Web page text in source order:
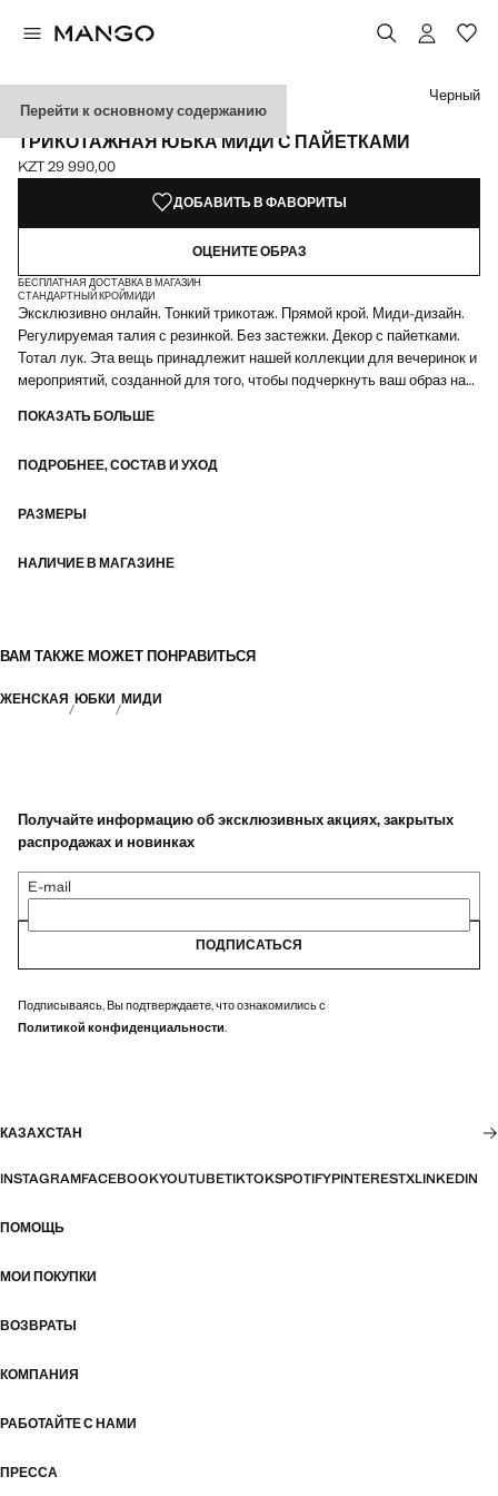
Перейти к основному содержанию
ЭКСКЛЮЗИВНО ОНЛАЙН
ТРИКОТАЖНАЯ ЮБКА МИДИ С ПАЙЕТКАМИ
Текущая цена [KZT 29 990,00 ]
KZT 29 990,00
Выберите цвет
Выбранный цвет: Черный
Черный
ДОБАВИТЬ В ФАВОРИТЫ
ОЦЕНИТЕ ОБРАЗ
БЕСПЛАТНАЯ ДОСТАВКА В МАГАЗИН
СТАНДАРТНЫЙ КРОЙМИДИ
Эксклюзивно онлайн. Тонкий трикотаж. Прямой крой. Миди-дизайн.
Регулируемая талия с резинкой. Без застежки. Декор с пайетками.
Тотал лук. Эта вещь принадлежит нашей коллекции для вечеринок и
мероприятий, созданной для того, чтобы подчеркнуть ваш образ на
ПОКАЗАТЬ БОЛЬШЕ
ПОДРОБНЕЕ, СОСТАВ И УХОД
РАЗМЕРЫ
НАЛИЧИЕ В МАГАЗИНЕ
ВАМ ТАКЖЕ МОЖЕТ ПОНРАВИТЬСЯ
ЖЕНСКАЯ ЮБКИ МИДИ
Получайте информацию об эксклюзивных акциях, закрытых
распродажах и новинках
E-mail
ПОДПИСАТЬСЯ
Подписываясь, Вы подтверждаете, что ознакомились с
Политикой конфиденциальности.
КАЗАХСТАН
INSTAGRAMFACEBOOKYOUTUBETIKTOKSPOTIFYPINTERESTXLINKEDIN
ПОМОЩЬ
МОИ ПОКУПКИ
ВОЗВРАТЫ
КОМПАНИЯ
РАБОТАЙТЕ С НАМИ
ПРЕССА